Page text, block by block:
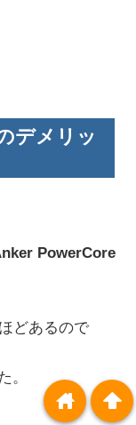
デメリッ
PowerCore
どあるので
。
arrowup
home